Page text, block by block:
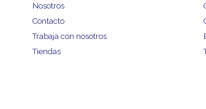
Nosotros
Contacto
Trabaja con nosotros
Tiendas